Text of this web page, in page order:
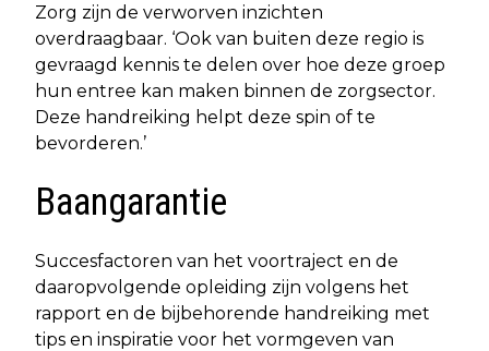
Zorg zijn de verworven inzichten
overdraagbaar. ‘Ook van buiten deze regio is
gevraagd kennis te delen over hoe deze groep
hun entree kan maken binnen de zorgsector.
Deze handreiking helpt deze spin of te
bevorderen.’
Baangarantie
Succesfactoren van het voortraject en de
daaropvolgende opleiding zijn volgens het
rapport en de bijbehorende handreiking met
tips en inspiratie voor het vormgeven van